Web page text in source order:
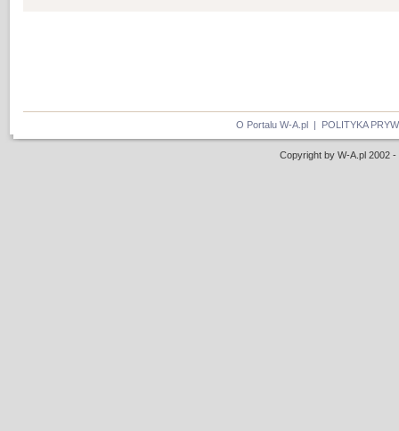
O Portalu W-A.pl| POLITYKA
Copyright by W-A.pl 2002